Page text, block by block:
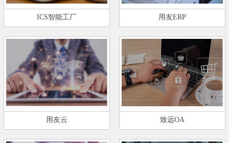
ICS智能工厂 用友ERP
用友云 致远OA